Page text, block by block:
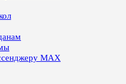
MAX